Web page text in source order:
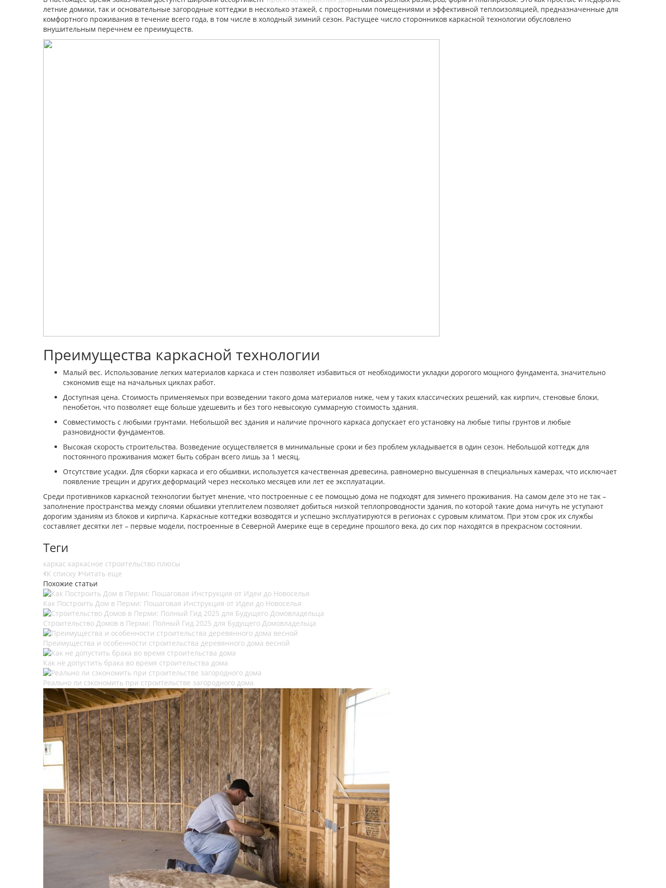
летние домики, так и основательные загородные коттеджи в несколько этажей, с просторными помещениями и эффективной теплоизоляцией, предназначенные для
комфортного проживания в течение всего года, в том числе в холодный зимний сезон. Растущее число сторонников каркасной технологии обусловлено
внушительным перечнем ее преимуществ.
Преимущества каркасной технологии
Малый вес. Использование легких материалов каркаса и стен позволяет избавиться от необходимости укладки дорогого мощного фундамента, значительно
сэкономив еще на начальных циклах работ.
Доступная цена. Стоимость применяемых при возведении такого дома материалов ниже, чем у таких классических решений, как кирпич, стеновые блоки,
пенобетон, что позволяет еще больше удешевить и без того невысокую суммарную стоимость здания.
Совместимость с любыми грунтами. Небольшой вес здания и наличие прочного каркаса допускает его установку на любые типы грунтов и любые
разновидности фундаментов.
Высокая скорость строительства. Возведение осуществляется в минимальные сроки и без проблем укладывается в один сезон. Небольшой коттедж для
постоянного проживания может быть собран всего лишь за 1 месяц.
Отсутствие усадки. Для сборки каркаса и его обшивки, используется качественная древесина, равномерно высушенная в специальных камерах, что исключает
появление трещин и других деформаций через несколько месяцев или лет ее эксплуатации.
Среди противников каркасной технологии бытует мнение, что построенные с ее помощью дома не подходят для зимнего проживания. На самом деле это не так –
заполнение пространства между слоями обшивки утеплителем позволяет добиться низкой теплопроводности здания, по которой такие дома ничуть не уступают
дорогим зданиям из блоков и кирпича. Каркасные коттеджи возводятся и успешно эксплуатируются в регионах с суровым климатом. При этом срок их службы
составляет десятки лет – первые модели, построенные в Северной Америке еще в середине прошлого века, до сих пор находятся в прекрасном состоянии.
Теги
каркас каркасное строительство плюсы
К списку
Читать еще
Похожие статьи
Как Построить Дом в Перми: Пошаговая Инструкция от Идеи до Новоселья
Строительство Домов в Перми: Полный Гид 2025 для Будущего Домовладельца
Преимущества и особенности строительства деревянного дома весной
Как не допустить брака во время строительства дома
Реально ли сэкономить при строительстве загородного дома